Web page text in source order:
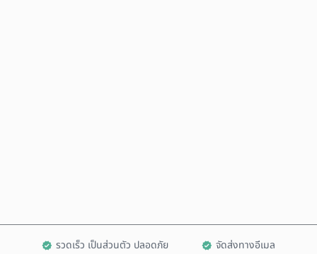
รวดเร็ว เป็นส่วนตัว ปลอดภัย จัดส่งทางอีเมล